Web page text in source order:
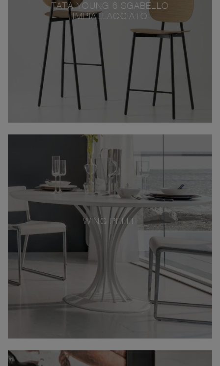
TATA YOUNG 6 SGABELLO
IMPIALLACCIATO
WING PELLE